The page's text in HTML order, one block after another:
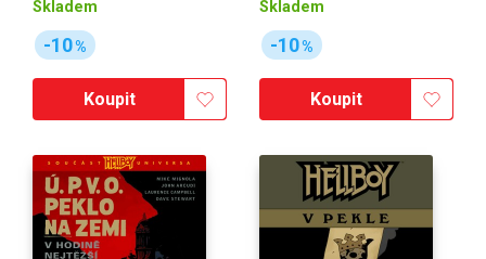
Skladem
-10%
Koupit
Skladem
-10%
Koupit